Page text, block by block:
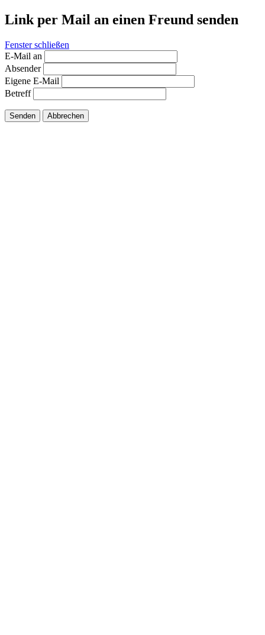
Link per Mail an einen Freund senden
Fenster schließen
E-Mail an
Absender
Eigene E-Mail
Betreff
Senden Abbrechen